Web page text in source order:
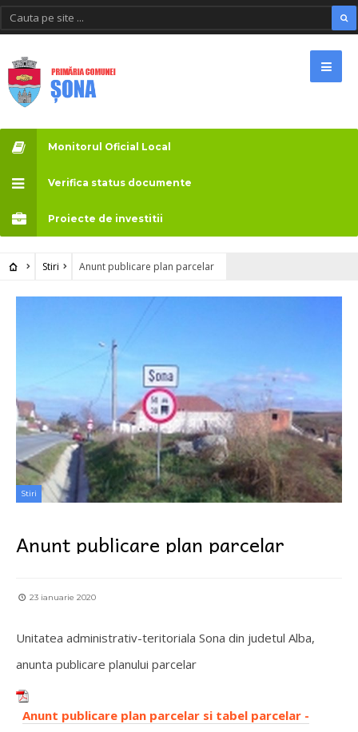
Monitorul Oficial Local
Verifica status documente
Proiecte de investitii
Stiri Anunt publicare plan parcelar
Stiri
Anunt publicare plan parcelar
23 ianuarie 2020
Unitatea administrativ-teritoriala Sona din judetul Alba,
anunta publicare planului parcelar
Anunt publicare plan parcelar si tabel parcelar -